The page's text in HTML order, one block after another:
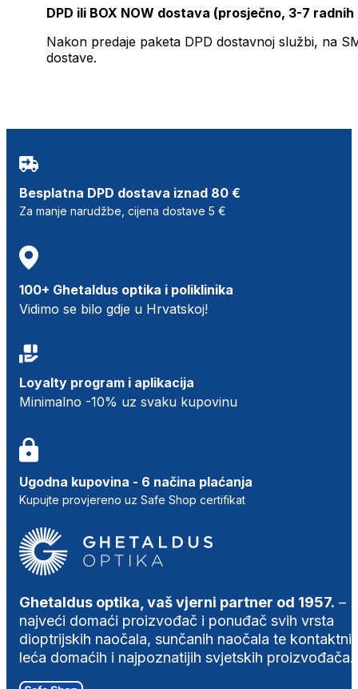
DPD ili BOX NOW dostava (prosječno, 3-7 radnih
Nakon predaje paketa DPD dostavnoj službi, na
dostave.
Besplatna DPD dostava iznad 80 €
Za manje narudžbe, cijena dostave 5 €
100+ Ghetaldus optika i poliklinika
Vidimo se bilo gdje u Hrvatskoj!
Loyalty program i aplikacija
Minimalno -10% uz svaku kupovinu
Ugodna kupovina - 6 načina plaćanja
Kupujte provjereno uz Safe Shop certifikat
Ghetaldus optika, vaš vjerni partner od 1957. –
najveći domaći proizvođač i ponuđač svih vrsta
dioptrijskih naočala, sunčanih naočala te
leća domaćih i najpoznatijih svjetskih proizvođača.